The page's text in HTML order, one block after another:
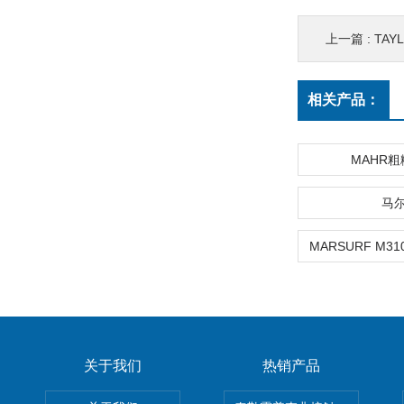
上一篇 :
相关产品：
MAHR粗
马
关于我们 热销产品